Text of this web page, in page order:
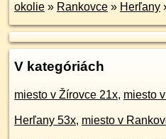
okolie » Rankovce » Herľany
V kategóriách
miesto v Žírovce 21x, miesto
Herľany 53x, miesto v